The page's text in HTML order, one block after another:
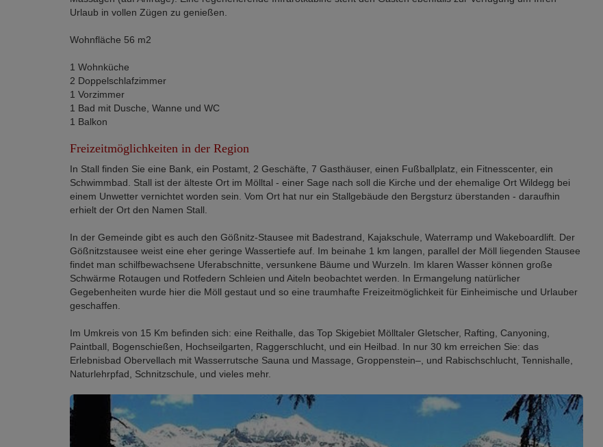
Urlaub in vollen Zügen zu genießen.
Wohnfläche 56 m2
1 Wohnküche
2 Doppelschlafzimmer
1 Vorzimmer
1 Bad mit Dusche, Wanne und WC
1 Balkon
Freizeitmöglichkeiten in der Region
In Stall finden Sie eine Bank, ein Postamt, 2 Geschäfte, 7 Gasthäuser, einen Fußballplatz, ein Fitnesscenter, ein
Schwimmbad. Stall ist der älteste Ort im Mölltal - einer Sage nach soll die Kirche und der ehemalige Ort Wildegg bei
einem Unwetter vernichtet worden sein. Vom Ort hat nur ein Stallgebäude den Bergsturz überstanden - daraufhin
erhielt der Ort den Namen Stall.
In der Gemeinde gibt es auch den Gößnitz-Stausee mit Badestrand, Kajakschule, Waterramp und Wakeboardlift. Der
Gößnitzstausee weist eine eher geringe Wassertiefe auf. Im beinahe 1 km langen, parallel der Möll liegenden Stausee
findet man schilfbewachsene Uferabschnitte, versunkene Bäume und Wurzeln. Im klaren Wasser können große
Schwärme Rotaugen und Rotfedern Schleien und Aiteln beobachtet werden. In Ermangelung natürlicher
Gegebenheiten wurde hier die Möll gestaut und so eine traumhafte Freizeitmöglichkeit für Einheimische und Urlauber
geschaffen.
Im Umkreis von 15 Km befinden sich: eine Reithalle, das Top Skigebiet Mölltaler Gletscher, Rafting, Canyoning,
Paintball, Bogenschießen, Hochseilgarten, Raggerschlucht, und ein Heilbad. In nur 30 km erreichen Sie: das
Erlebnisbad Obervellach mit Wasserrutsche Sauna und Massage, Groppenstein–, und Rabischschlucht, Tennishalle,
Naturlehrpfad, Schnitzschule, und vieles mehr.